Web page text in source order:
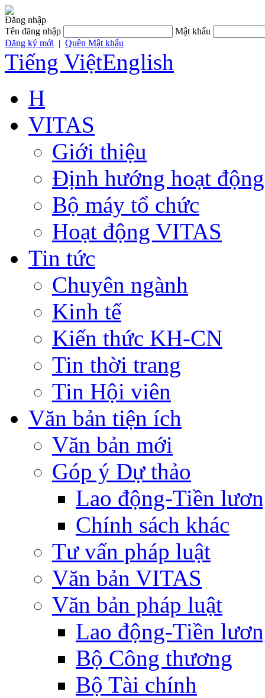
Đăng nhập
Tên đăng nhập
Mật khẩu
Đăng ký mới | Quên Mật khẩu
Tiếng ViệtEnglish
H
VITAS
Giới thiệu
Định hướng hoạt động
Bộ máy tổ chức
Hoạt động VITAS
Tin tức
Chuyên ngành
Kinh tế
Kiến thức KH-CN
Tin thời trang
Tin Hội viên
Văn bản tiện ích
Văn bản mới
Góp ý Dự thảo
Lao động-Tiền
Chính sách khác
Tư vấn pháp luật
Văn bản VITAS
Văn bản pháp luật
Lao động-Tiền
Bộ Công thương
Bộ Tài chính